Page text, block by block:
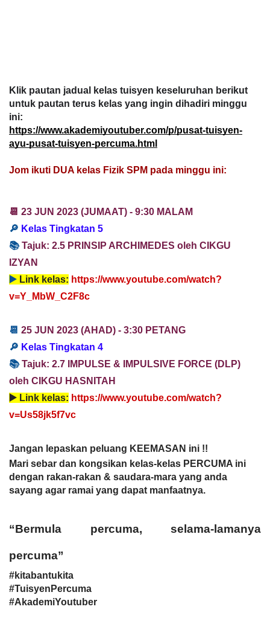
Klik pautan jadual kelas tuisyen keseluruhan berikut
untuk pautan terus kelas yang ingin dihadiri minggu
ini:
https://www.akademiyoutuber.com/p/pusat-tuisyen-
ayu-pusat-tuisyen-percuma.html
Jom ikuti DUA kelas Fizik SPM pada minggu ini:
📆 23 JUN 2023 (JUMAAT) - 9:30 MALAM
🔎 Kelas Tingkatan 5
📚 Tajuk: 2.5 PRINSIP ARCHIMEDES oleh CIKGU
IZYAN
▶️ Link kelas: https://www.youtube.com/watch?
v=Y_MbW_C2F8c
📆 25 JUN 2023 (AHAD) - 3:30 PETANG
🔎 Kelas Tingkatan 4
📚Tajuk: 2.7 IMPULSE & IMPULSIVE FORCE (DLP)
oleh CIKGU HASNITAH
▶️ Link kelas: https://www.youtube.com/watch?
v=Us58jk5f7vc
Jangan lepaskan peluang KEEMASAN ini !!
Mari sebar dan kongsikan kelas-kelas PERCUMA ini
dengan rakan-rakan & saudara-mara yang anda
sayang agar ramai yang dapat manfaatnya.
“Bermula percuma, selama-lamanya
percuma”
#kitabantukita
#TuisyenPercuma
#AkademiYoutuber